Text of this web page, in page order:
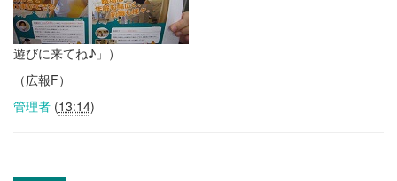
遊びに来てね♪」）
（広報F）
管理者 (13:14)